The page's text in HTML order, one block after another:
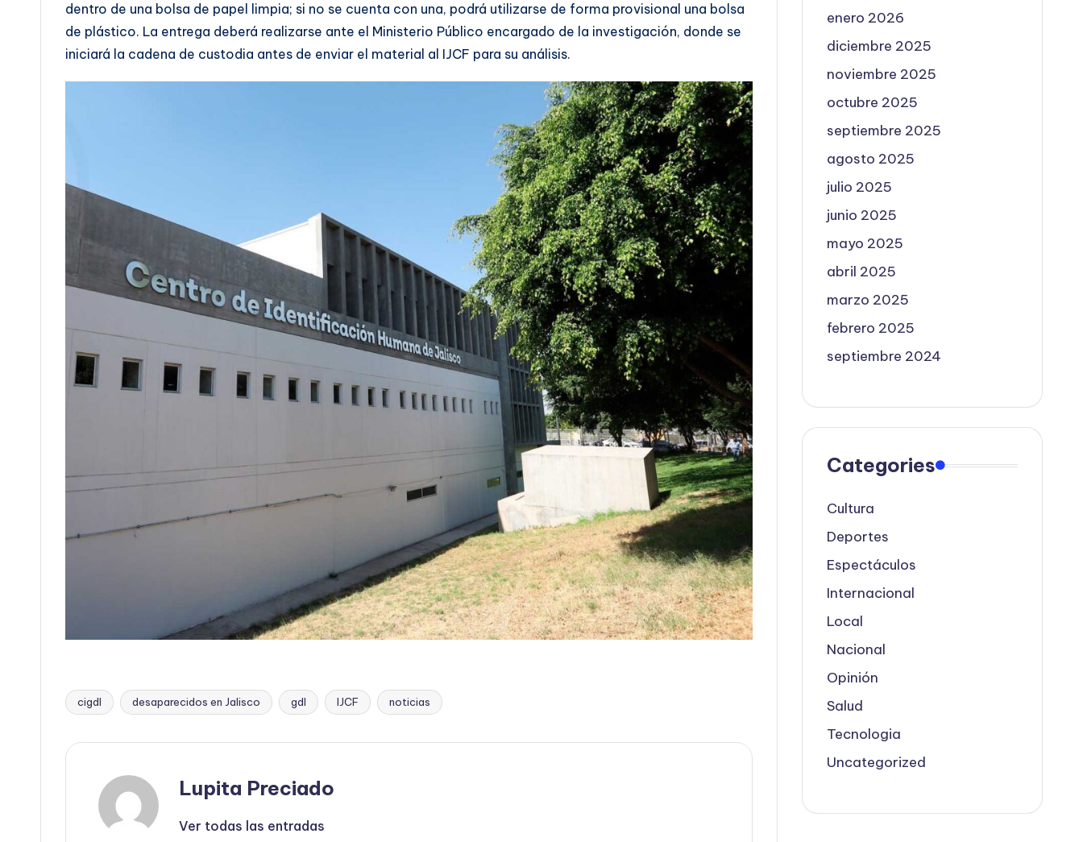
dentro de una bolsa de papel limpia; si no se cuenta con una, podrá utilizarse de forma provisional una bolsa
de plástico. La entrega deberá realizarse ante el Ministerio Público encargado de la investigación, donde se
iniciará la cadena de custodia antes de enviar el material al IJCF para su análisis.
Etiquetas:
cigdl desaparecidos en Jalisco gdl IJCF noticias
Lupita Preciado
Ver todas las entradas
enero 2026
diciembre 2025
noviembre 2025
octubre 2025
septiembre 2025
agosto 2025
julio 2025
junio 2025
mayo 2025
abril 2025
marzo 2025
febrero 2025
septiembre 2024
Categories
Cultura
Deportes
Espectáculos
Internacional
Local
Nacional
Opinión
Salud
Tecnologia
Uncategorized